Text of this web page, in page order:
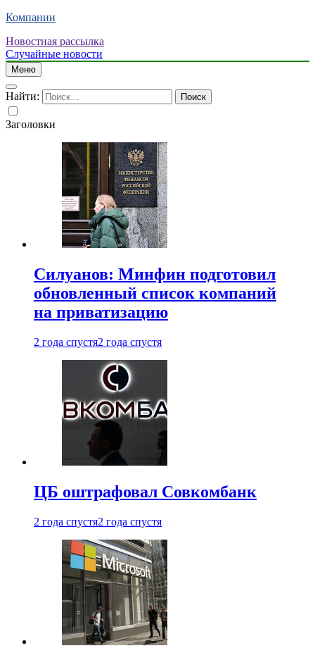
Компании
Новостная рассылка
Случайные новости
Меню
Найти:
Заголовки
Силуанов: Минфин подготовил
обновленный список компаний
на приватизацию
2 года спустя2 года спустя
ЦБ оштрафовал Совкомбанк
2 года спустя2 года спустя